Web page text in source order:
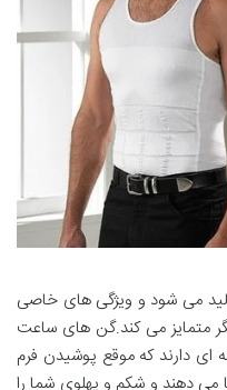
می شود و ویژگی های خاصی
متمایز می کند.گن های ساعت
ای دارند که موقع پوشیدن فرم
دهند و شکم و پهلوی شما را